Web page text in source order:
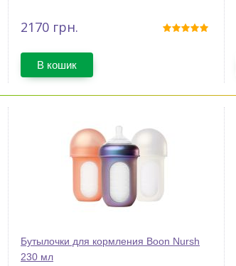
2170 грн.
В кошик
Бутылочки для кормления Boon Nursh
230 мл